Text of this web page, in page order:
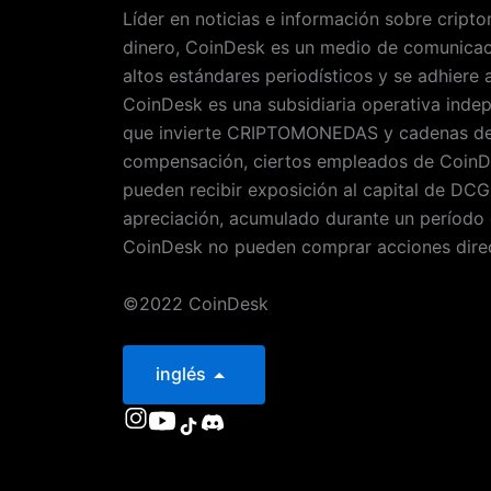
Líder en noticias e información sobre
dinero, CoinDesk es un medio de
altos estándares periodísticos y se
CoinDesk es una subsidiaria operativa
que invierte CRIPTOMONEDAS y cadenas
compensación, ciertos empleados de
pueden recibir exposición al capital de
apreciación, acumulado durante un
CoinDesk no pueden comprar acciones
©2022 CoinDesk
inglés